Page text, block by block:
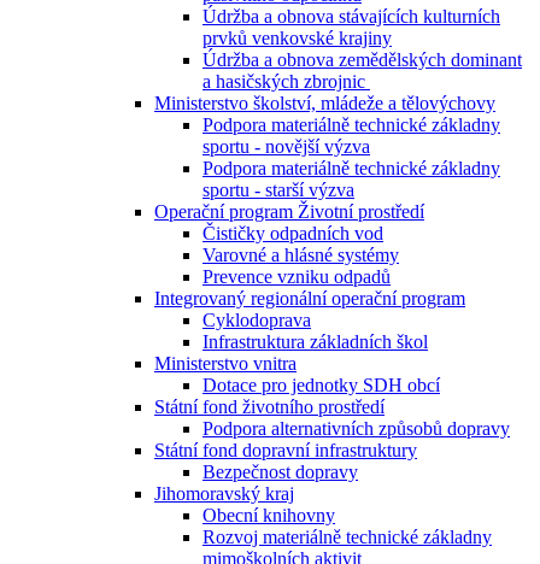
Údržba a obnova stávajících kulturních
prvků venkovské krajiny
Údržba a obnova zemědělských dominant
a hasičských zbrojnic
Ministerstvo školství, mládeže a tělovýchovy
Podpora materiálně technické základny
sportu - novější výzva
Podpora materiálně technické základny
sportu - starší výzva
Operační program Životní prostředí
Čističky odpadních vod
Varovné a hlásné systémy
Prevence vzniku odpadů
Integrovaný regionální operační program
Cyklodoprava
Infrastruktura základních škol
Ministerstvo vnitra
Dotace pro jednotky SDH obcí
Státní fond životního prostředí
Podpora alternativních způsobů dopravy
Státní fond dopravní infrastruktury
Bezpečnost dopravy
Jihomoravský kraj
Obecní knihovny
Rozvoj materiálně technické základny
mimoškolních aktivit